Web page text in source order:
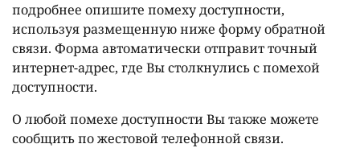
подробнее опишите помеху доступности,
используя размещенную ниже форму обратной
связи. Форма автоматически отправит точный
интернет-адрес, где Вы столкнулись с помехой
доступности.
О любой помехе доступности Вы также можете
сообщить по жестовой телефонной связи.